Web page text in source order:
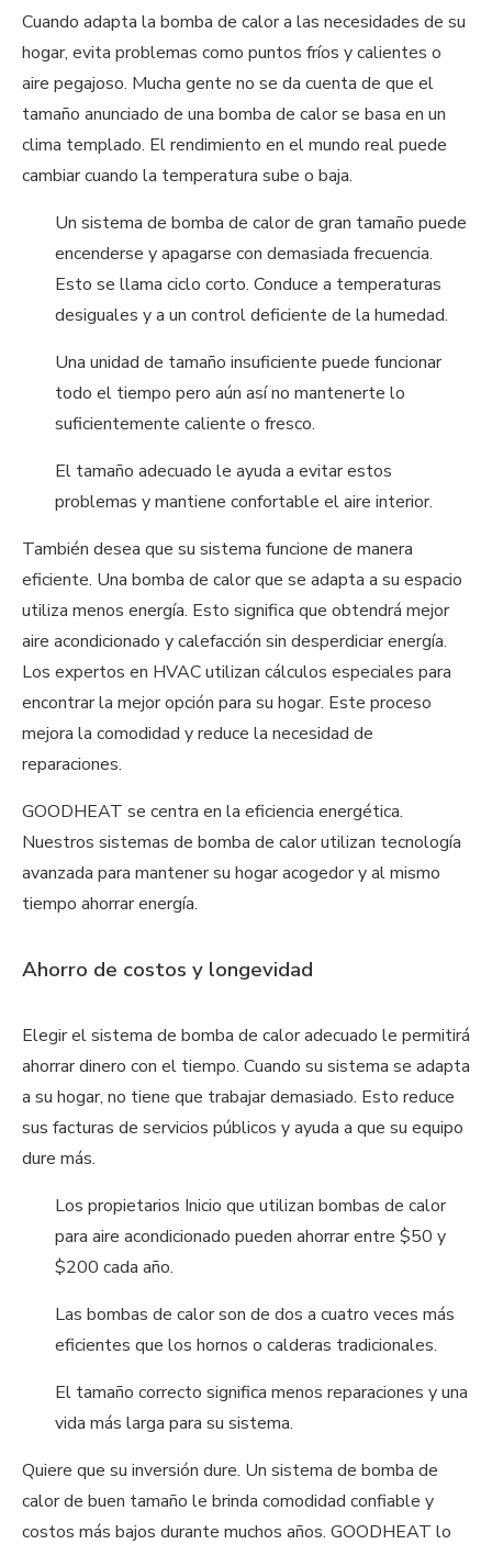
Cuando adapta la bomba de calor a las necesidades de su
hogar, evita problemas como puntos fríos y calientes o
aire pegajoso. Mucha gente no se da cuenta de que el
tamaño anunciado de una bomba de calor se basa en un
clima templado. El rendimiento en el mundo real puede
cambiar cuando la temperatura sube o baja.
Un sistema de bomba de calor de gran tamaño puede
encenderse y apagarse con demasiada frecuencia.
Esto se llama ciclo corto. Conduce a temperaturas
desiguales y a un control deficiente de la humedad.
Una unidad de tamaño insuficiente puede funcionar
todo el tiempo pero aún así no mantenerte lo
suficientemente caliente o fresco.
El tamaño adecuado le ayuda a evitar estos
problemas y mantiene confortable el aire interior.
También desea que su sistema funcione de manera
eficiente. Una bomba de calor que se adapta a su espacio
utiliza menos energía. Esto significa que obtendrá mejor
aire acondicionado y calefacción sin desperdiciar energía.
Los expertos en HVAC utilizan cálculos especiales para
encontrar la mejor opción para su hogar. Este proceso
mejora la comodidad y reduce la necesidad de
reparaciones.
GOODHEAT se centra en la eficiencia energética.
Nuestros sistemas de bomba de calor utilizan tecnología
avanzada para mantener su hogar acogedor y al mismo
tiempo ahorrar energía.
Ahorro de costos y longevidad
Elegir el sistema de bomba de calor adecuado le permitirá
ahorrar dinero con el tiempo. Cuando su sistema se adapta
a su hogar, no tiene que trabajar demasiado. Esto reduce
sus facturas de servicios públicos y ayuda a que su equipo
dure más.
Los propietarios Inicio que utilizan bombas de calor
para aire acondicionado pueden ahorrar entre $50 y
$200 cada año.
Las bombas de calor son de dos a cuatro veces más
eficientes que los hornos o calderas tradicionales.
El tamaño correcto significa menos reparaciones y una
vida más larga para su sistema.
Quiere que su inversión dure. Un sistema de bomba de
calor de buen tamaño le brinda comodidad confiable y
costos más bajos durante muchos años. GOODHEAT lo